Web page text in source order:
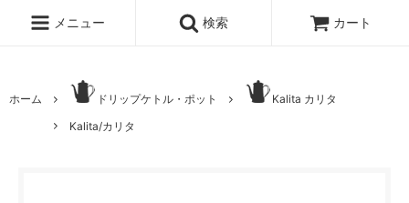
メニュー 検索 カート
ホーム ドリップケトル・ポット
Kalita カリタ
Kalita/カリタ